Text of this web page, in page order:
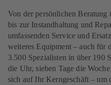
Von der persönlichen
bis zur Instandhaltung und
umfassenden Service und
weiteres Equipment – auch für
3.500 Spezialisten in über 190
die Uhr, sieben Tage die
sich auf Ihr Kerngeschäft – um